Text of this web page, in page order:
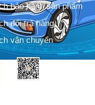
bảo hành sản phẩm
đổi trả hàng
vận chuyển